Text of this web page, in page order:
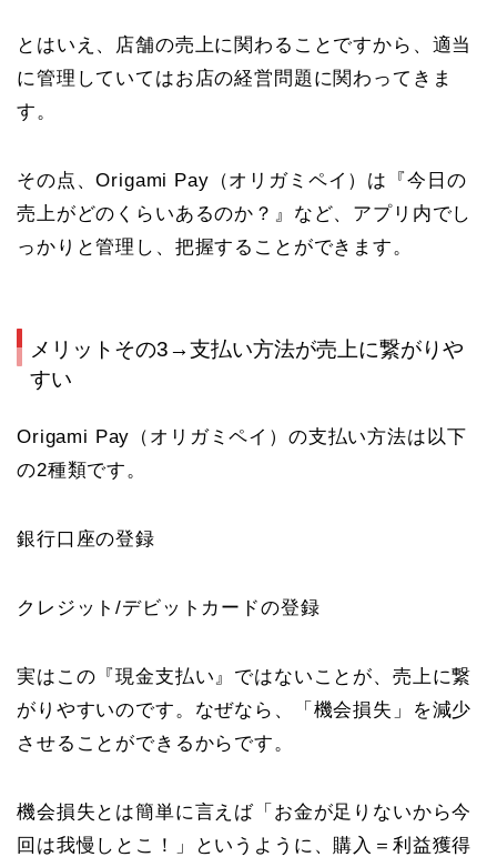
とはいえ、店舗の売上に関わることですから、適当
に管理していてはお店の経営問題に関わってきま
す。
その点、Origami Pay （オリガミペイ） は『今日の
売上がどのくらいあるのか？』など、アプリ内でし
っかりと管理し、把握することができます。
メリットその3→支払い方法が売上に繋がりや
すい
Origami Pay （オリガミペイ）の支払い方法は以下
の2種類です。
銀行口座の登録
クレジット/デビットカードの登録
実はこの『現金支払い』ではないことが、売上に繋
がりやすいのです。なぜなら、「機会損失」を減少
させることができるからです。
機会損失とは簡単に言えば「お金が足りないから今
回は我慢しとこ！」というように、購入＝利益獲得